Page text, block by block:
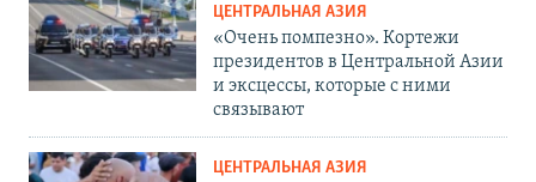
ЦЕНТРАЛЬНАЯ АЗИЯ
«Очень помпезно». Кортежи
президентов в Центральной Азии
и эксцессы, которые с ними
связывают
ЦЕНТРАЛЬНАЯ АЗИЯ